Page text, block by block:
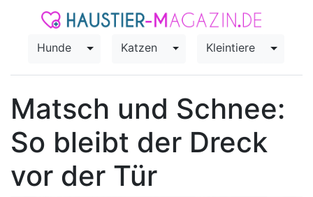
Hunde Toggle Dropdown
Katzen Toggle Dropdown
Kleintiere Toggle
Matsch und Schnee:
So bleibt der Dreck
vor der Tür